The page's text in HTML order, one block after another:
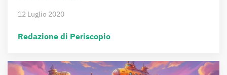
12 Luglio 2020
Redazione di Periscopio